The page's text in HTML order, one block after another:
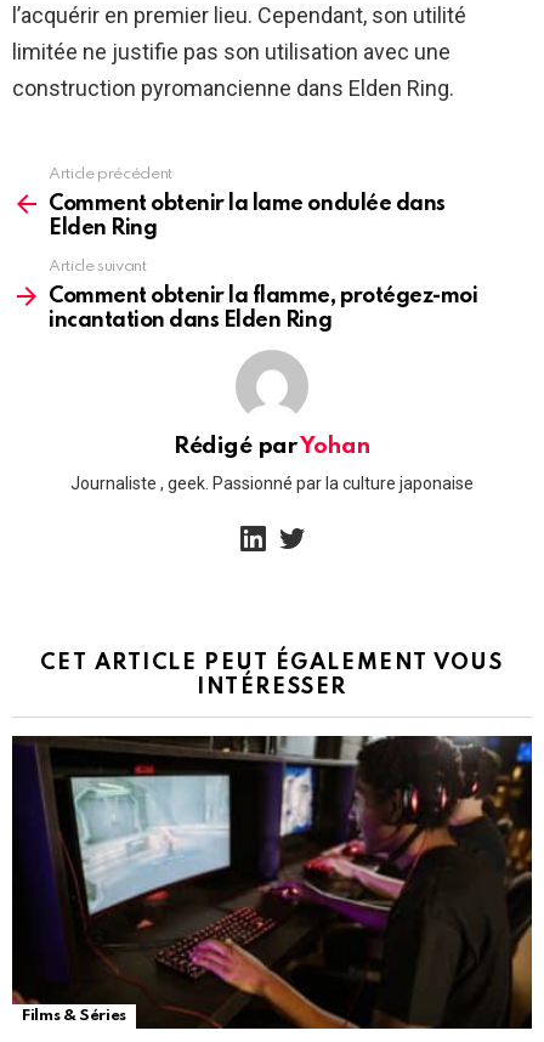
l’acquérir en premier lieu. Cependant, son utilité
limitée ne justifie pas son utilisation avec une
construction pyromancienne dans Elden Ring.
more
Article précédent
Comment obtenir la lame ondulée dans
Elden Ring
Article suivant
Comment obtenir la flamme, protégez-moi
incantation dans Elden Ring
Rédigé parYohan
Journaliste , geek. Passionné par la culture japonaise
linkedin
CET ARTICLE PEUT ÉGALEMENT VOUS
INTÉRESSER
Films & Séries